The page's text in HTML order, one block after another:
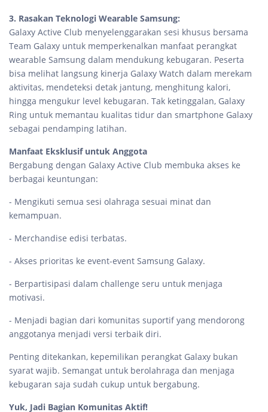
3. Rasakan Teknologi Wearable Samsung:
Galaxy Active Club menyelenggarakan sesi khusus bersama
Team Galaxy untuk memperkenalkan manfaat perangkat
wearable Samsung dalam mendukung kebugaran. Peserta
bisa melihat langsung kinerja Galaxy Watch dalam merekam
aktivitas, mendeteksi detak jantung, menghitung kalori,
hingga mengukur level kebugaran. Tak ketinggalan, Galaxy
Ring untuk memantau kualitas tidur dan smartphone Galaxy
sebagai pendamping latihan.
Manfaat Eksklusif untuk Anggota
Bergabung dengan Galaxy Active Club membuka akses ke
berbagai keuntungan:
- Mengikuti semua sesi olahraga sesuai minat dan
kemampuan.
- Merchandise edisi terbatas.
- Akses prioritas ke event-event Samsung Galaxy.
- Berpartisipasi dalam challenge seru untuk menjaga
motivasi.
- Menjadi bagian dari komunitas suportif yang mendorong
anggotanya menjadi versi terbaik diri.
Penting ditekankan, kepemilikan perangkat Galaxy bukan
syarat wajib. Semangat untuk berolahraga dan menjaga
kebugaran saja sudah cukup untuk bergabung.
Yuk, Jadi Bagian Komunitas Aktif!